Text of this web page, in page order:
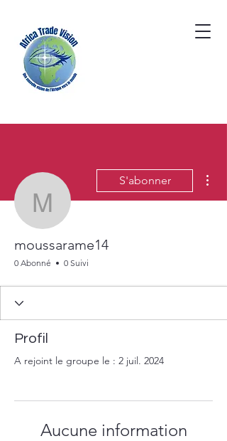
moussarame14
S'abonner
moussarame14
0 Abonné 0 Suivi
Profil
A rejoint le groupe le : 2 juil. 2024
Aucune information